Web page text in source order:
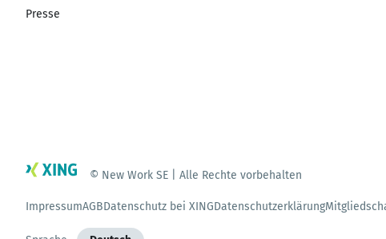
Presse
© New Work SE | Alle Rechte vorbehalten
ImpressumAGBDatenschutz bei XINGDatenschutzerklärung